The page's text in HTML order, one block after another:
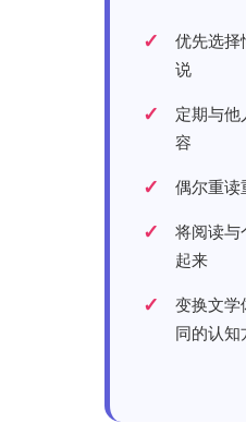
优先选择
说
定期与他
容
偶尔重读
将阅读与
起来
变换文学
同的认知